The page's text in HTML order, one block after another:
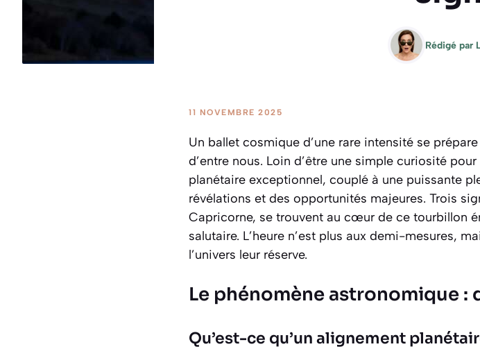
Rédigé par
11 NOVEMBRE 2025
Un ballet cosmique d’une rare intensité se
d’entre nous. Loin d’être une simple curiosité
planétaire exceptionnel, couplé à une puissante
révélations et des opportunités majeures. Trois
Capricorne, se trouvent au cœur de ce tourbillon
salutaire. L’heure n’est plus aux demi-mesures,
l’univers leur réserve.
Le phénomène astronomique
Qu’est-ce qu’un alignement